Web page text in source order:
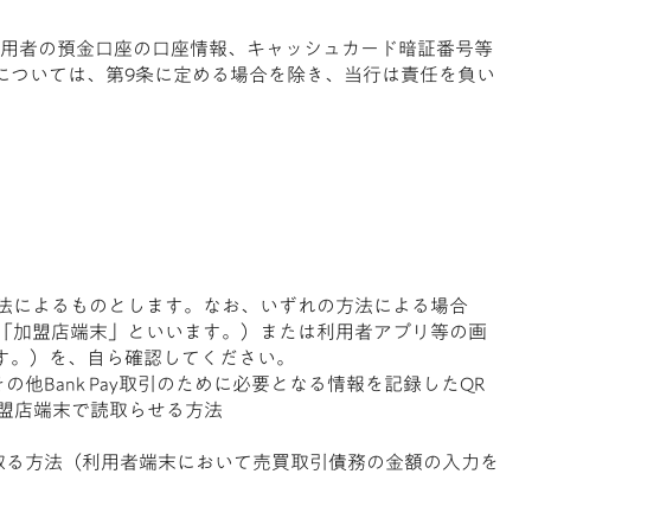
者の預金口座の口座情報、キャッシュカード暗証番号等
いては、第9条に定める場合を除き、当行は責任を負い
によるものとします。なお、いずれの方法による場合
加盟店端末」といいます。）または利用者アプリ等の画
）を、自ら確認してください。
他Bank Pay取引のために必要となる情報を記録したQR
店端末で読取らせる方法
方法（利用者端末において売買取引債務の金額の入力を